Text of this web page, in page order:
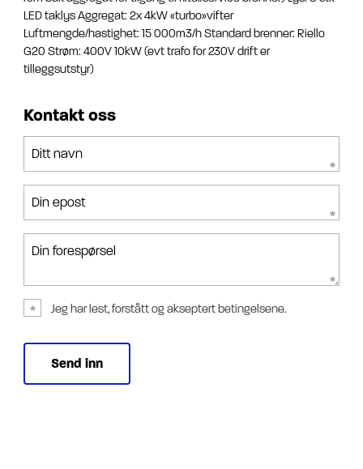
LED taklysAggregat: 2x 4kW «turbo»vifter
Luftmengde/hastighet: 15 000m3/hStandard brenner: Riello
G20 Strøm: 400V 10kW (evt trafo for 230V drift er
tilleggsutstyr)
Kontakt oss
Ditt navn
Din epost
Din forespørsel
Jeg har lest, forstått og akseptert betingelsene.